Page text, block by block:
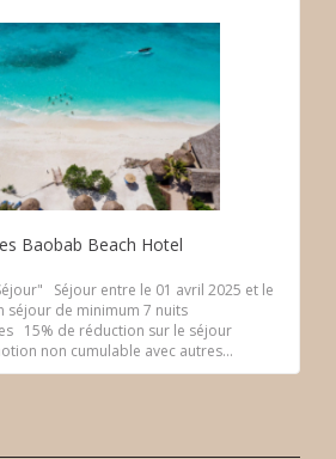
Baobab Beach Hotel
Séjour entre le 01 avril 2025 et le
séjour de minimum 7 nuits
15% de réduction sur le séjour
non cumulable avec autres...